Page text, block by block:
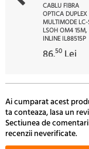
CABLU FIBRA
OPTICA DUPLEX
MULTIMODE LC-
LSOH OM4 15M,
INLINE IL88515P
86.50 Lei
Ai cumparat acest
ta conteaza, lasa un
Sectiunea de
recenzii neverificate.